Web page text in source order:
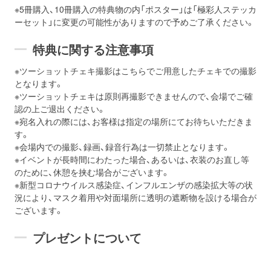
※5冊購入、10冊購入の特典物の内「ポスター」は「極彩人ステッカ
ーセット」に変更の可能性がありますので予めご了承ください。
特典に関する注意事項
※ツーショットチェキ撮影はこちらでご用意したチェキでの撮影
となります。
※ツーショットチェキは原則再撮影できませんので、会場でご確
認の上ご退出ください。
※宛名入れの際には、お客様は指定の場所にてお待ちいただきま
す。
※会場内での撮影、録画、録音行為は一切禁止となります。
※イベントが長時間にわたった場合、あるいは、衣装のお直し等
のために、休憩を挟む場合がございます。
※新型コロナウイルス感染症、インフルエンザの感染拡大等の状
況により、マスク着用や対面場所に透明の遮断物を設ける場合が
ございます。
プレゼントについて